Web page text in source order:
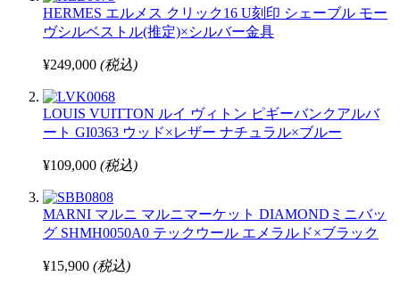
HERMES エルメス クリック16 U刻印 シェーブル モー
ヴシルベストル(推定)×シルバー金具
¥249,000 (税込)
LOUIS VUITTON ルイ ヴィトン ピギーバンクアルバ
ート GI0363 ウッド×レザー ナチュラル×ブルー
¥109,000 (税込)
MARNI マルニ マルニマーケット DIAMONDミニバッ
グ SHMH0050A0 テックウール エメラルド×ブラック
¥15,900 (税込)